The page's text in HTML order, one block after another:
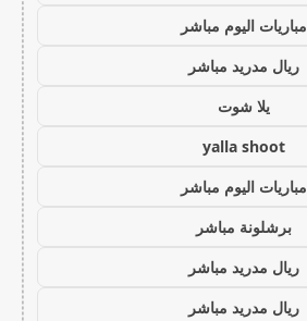
مباريات اليوم مباشر
ريال مدريد مباشر
يلا شوت
yalla shoot
مباريات اليوم مباشر
برشلونة مباشر
ريال مدريد مباشر
ريال مدريد مباشر